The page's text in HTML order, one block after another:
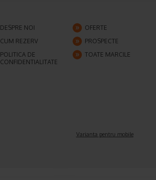
DESPRE NOI OFERTE
CUM REZERV
PROSPECTE
POLITICA DE
CONFIDENTIALITATE
TOATE MARCILE
Varianta pentru mobile